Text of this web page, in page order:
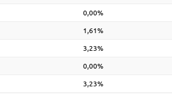
0,00%
1,61%
3,23%
0,00%
3,23%